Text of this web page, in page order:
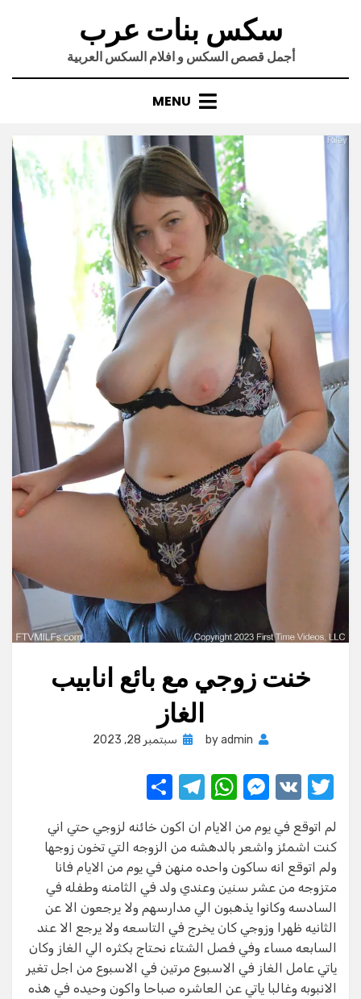
سكس بنات عرب
أجمل قصص السكس و افلام السكس العربية
MENU
خنت زوجي مع بائع انابيب
الغاز
byadmin
Posted
سبتمبر 28, 2023
T
it
te
r
V
M
ss
e
n
g
er
W
at
s
A
p
p
T
e
gr
a
m
ar
e
لم اتوقع في يوم من الايام ان اكون خائنه لزوجي حتي اني
كنت اشمئز واشعر بالدهشه من الزوجه التي تخون زوجها
ولم اتوقع انه ساكون واحده منهن في يوم من الايام فانا
متزوجه من عشر سنين وعندي ولد في الثامنه وطفله في
السادسه وكانوا يذهبون الي مدارسهم ولا يرجعون الا عن
الثانيه ظهرا وزوجي كان يخرج في التاسعه ولا يرجع الا عند
السابعه مساء وفي فصل الشتاء نحتاج بكثره الي الغاز وكان
ياتي عامل الغاز في الاسبوع مرتين في الاسبوع من اجل تغير
الانبوبه وغالبا ياتي عن العاشره صباحا واكون وحيده في هذه